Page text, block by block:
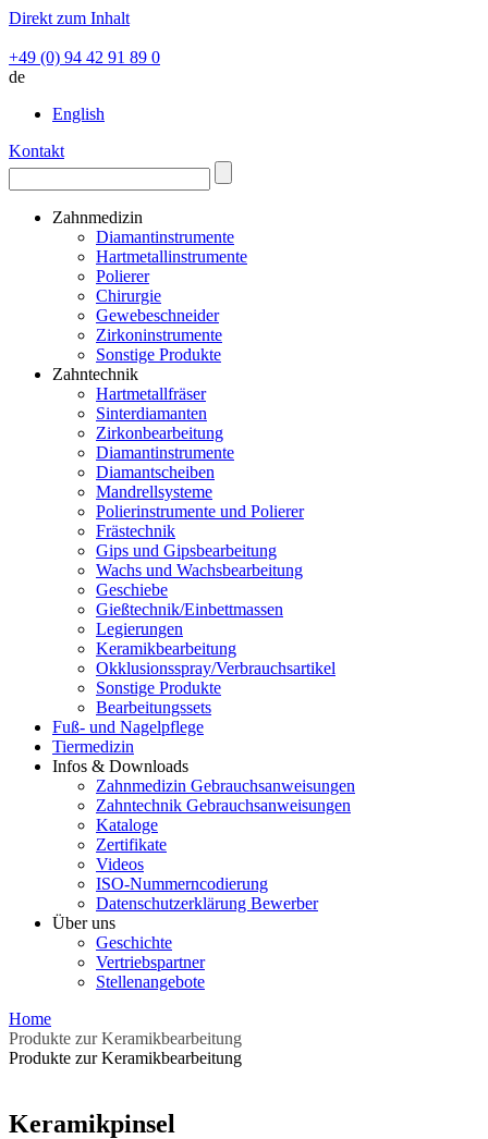
Direkt zum Inhalt
+49 (0) 94 42 91 89 0
de
English
Kontakt
Zahnmedizin
Diamantinstrumente
Hartmetallinstrumente
Polierer
Chirurgie
Gewebeschneider
Zirkoninstrumente
Sonstige Produkte
Zahntechnik
Hartmetallfräser
Sinterdiamanten
Zirkonbearbeitung
Diamantinstrumente
Diamantscheiben
Mandrellsysteme
Polierinstrumente und Polierer
Frästechnik
Gips und Gipsbearbeitung
Wachs und Wachsbearbeitung
Geschiebe
Gießtechnik/Einbettmassen
Legierungen
Keramikbearbeitung
Okklusionsspray/Verbrauchsartikel
Sonstige Produkte
Bearbeitungssets
Fuß- und Nagelpflege
Tiermedizin
Infos & Downloads
Zahnmedizin Gebrauchsanweisungen
Zahntechnik Gebrauchsanweisungen
Kataloge
Zertifikate
Videos
ISO-Nummerncodierung
Datenschutzerklärung Bewerber
Über uns
Geschichte
Vertriebspartner
Stellenangebote
Home
Produkte zur Keramikbearbeitung
Produkte zur Keramikbearbeitung
Keramikpinsel